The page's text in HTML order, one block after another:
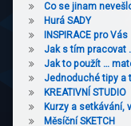
Co se jinam
Hurá SADY
INSPIRACE pro Vás
Jak s tím pracovat
Jak to použít …
Jednoduché tipy a
KREATIVNÍ STUDIO
Kurzy a setkávání,
Měsíční SKETCH